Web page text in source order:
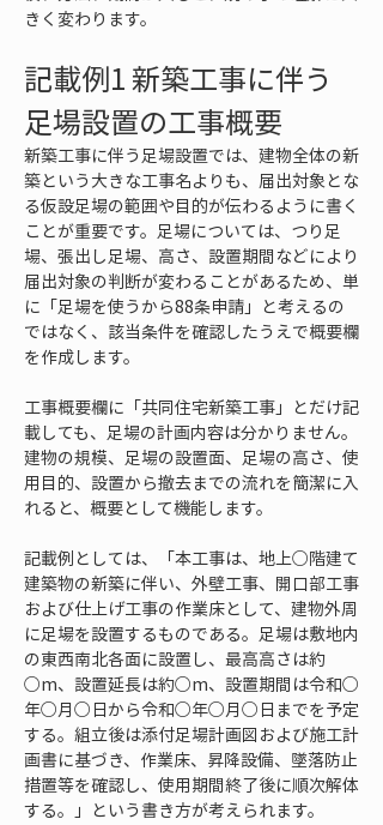
きく変わります。
記載例1 新築工事に伴う
足場設置の工事概要
新築工事に伴う足場設置では、建物全体の新
築という大きな工事名よりも、届出対象とな
る仮設足場の範囲や目的が伝わるように書く
ことが重要です。足場については、つり足
場、張出し足場、高さ、設置期間などにより
届出対象の判断が変わることがあるため、単
に「足場を使うから88条申請」と考えるの
ではなく、該当条件を確認したうえで概要欄
を作成します。
工事概要欄に「共同住宅新築工事」とだけ記
載しても、足場の計画内容は分かりません。
建物の規模、足場の設置面、足場の高さ、使
用目的、設置から撤去までの流れを簡潔に入
れると、概要として機能します。
記載例としては、「本工事は、地上○階建て
建築物の新築に伴い、外壁工事、開口部工事
および仕上げ工事の作業床として、建物外周
に足場を設置するものである。足場は敷地内
の東西南北各面に設置し、最高高さは約
○m、設置延長は約○m、設置期間は令和○
年○月○日から令和○年○月○日までを予定
する。組立後は添付足場計画図および施工計
画書に基づき、作業床、昇降設備、墜落防止
措置等を確認し、使用期間終了後に順次解体
する。」という書き方が考えられます。